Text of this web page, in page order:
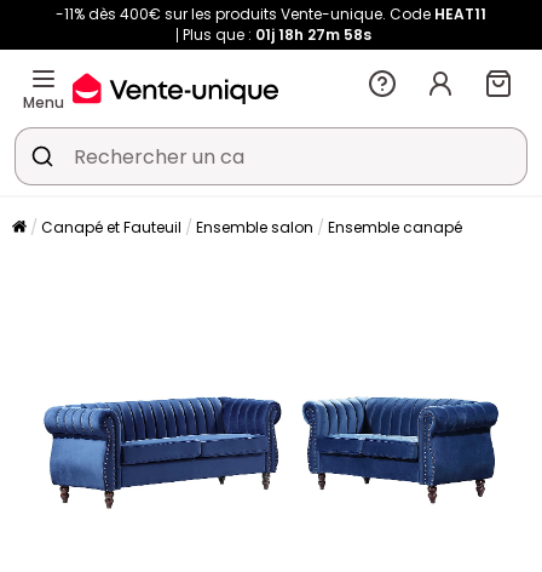
-11% dès 400€ sur les produits Vente-unique. Code HEAT11
Plus que : 01j 18h 27m 58s
Menu
Canapé et Fauteuil Ensemble salon Ensemble canapé